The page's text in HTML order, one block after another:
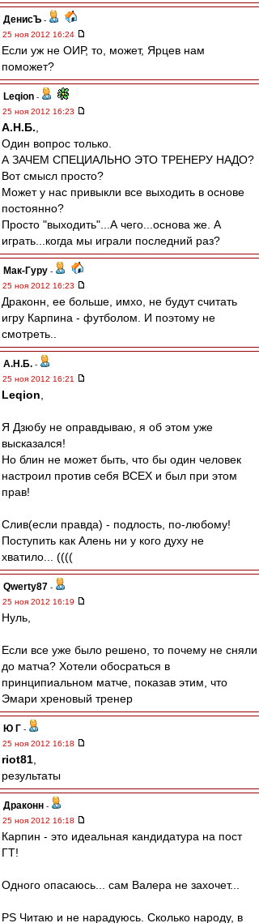
ДенисЪ -
25 ноя 2012 16:24
Если уж не ОИР, то, может, Ярцев нам
поможет?
Leqion -
25 ноя 2012 16:23
А.Н.Б.
Один вопрос только.
А ЗАЧЕМ СПЕЦИАЛЬНО ЭТО ТРЕНЕРУ НАДО?
Вот смысл просто?
Может у нас привыкли все выходить в основе
постоянно?
Просто "выходить"...А чего...основа же. А
играть...когда мы играли последний раз?
Мак-Гуру -
25 ноя 2012 16:23
Драконн, ее больше, имхо, не будут считать
игру Карпина - футболом. И поэтому не
смотреть..
А.Н.Б. -
25 ноя 2012 16:21
Leqion
Я Дзюбу не оправдываю, я об этом уже
высказался!
Но блин не может быть, что бы один человек
настроил против себя ВСЕХ и был при этом
прав!
Слив(если правда) - подлость, по-любому!
Поступить как Алень ни у кого духу не
хватило... ((((
Qwerty87 -
25 ноя 2012 16:19
Нуль,
Если все уже было решено, то почему не сняли
до матча? Хотели обосраться в
принципиальном матче, показав этим, что
Эмари хреновый тренер
Ю Г -
25 ноя 2012 16:18
riot81
результаты
Драконн -
25 ноя 2012 16:18
Карпин - это идеальная кандидатура на пост
ГТ!
Одного опасаюсь... сам Валера не захочет...
PS Читаю и не нарадуюсь. Сколько народу, в